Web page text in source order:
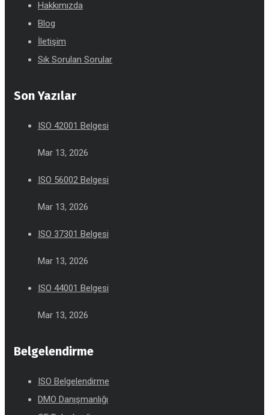
Hakkımızda
Blog
İletişim
Sık Sorulan Sorular
Son Yazılar
ISO 42001 Belgesi
Mar 13, 2026
ISO 56002 Belgesi
Mar 13, 2026
ISO 37301 Belgesi
Mar 13, 2026
ISO 44001 Belgesi
Mar 13, 2026
Belgelendirme
ISO Belgelendirme
DMO Danışmanlığı